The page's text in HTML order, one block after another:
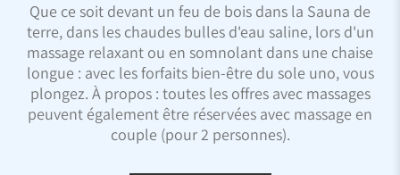
Que ce soit devant un feu de bois dans la Sauna de
terre, dans les chaudes bulles d'eau saline, lors d'un
massage relaxant ou en somnolant dans une chaise
longue : avec les forfaits bien-être du sole uno, vous
plongez. À propos : toutes les offres avec massages
peuvent également être réservées avec massage en
couple (pour 2 personnes).